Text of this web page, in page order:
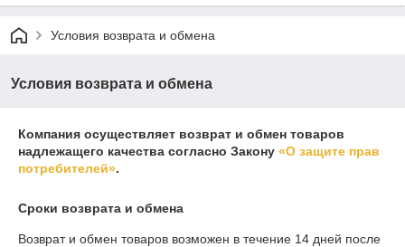
Условия возврата и обмена
Условия возврата и обмена
Компания осуществляет возврат и обмен товаров
надлежащего качества согласно Закону «О защите прав
потребителей».
Сроки возврата и обмена
Возврат и обмен товаров возможен в течение 14 дней после